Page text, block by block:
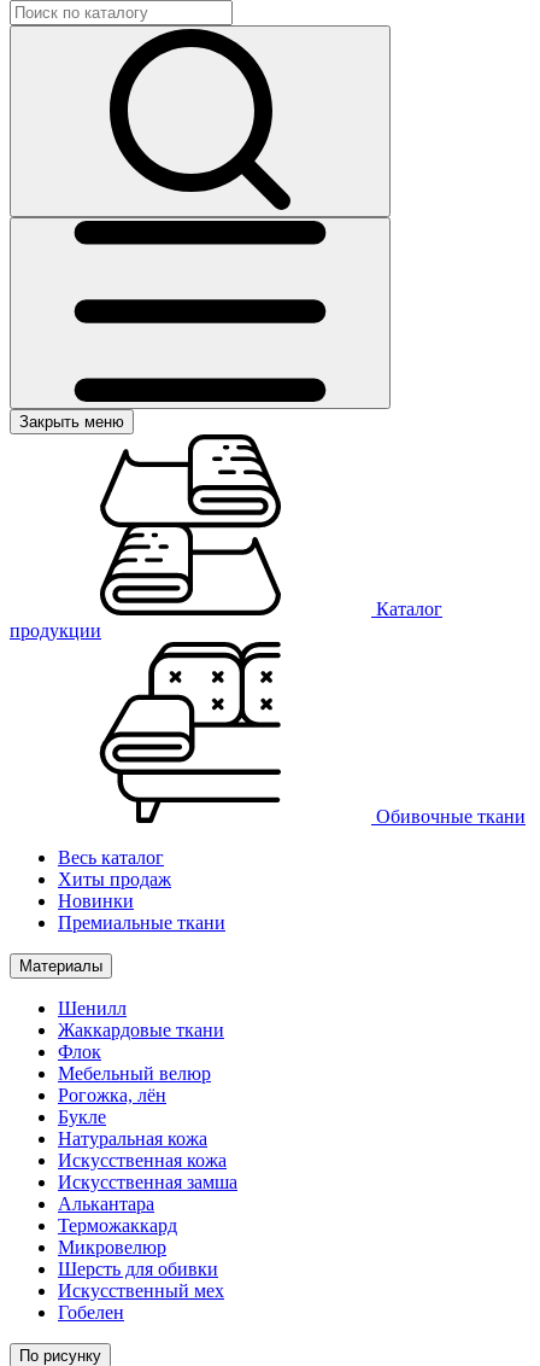
Закрыть меню
Каталог
продукции
Обивочные ткани
Весь каталог
Хиты продаж
Новинки
Премиальные ткани
Материалы
Шенилл
Жаккардовые ткани
Флок
Мебельный велюр
Рогожка, лён
Букле
Натуральная кожа
Искусственная кожа
Искусственная замша
Алькантара
Терможаккард
Микровелюр
Шерсть для обивки
Искусственный мех
Гобелен
По рисунку